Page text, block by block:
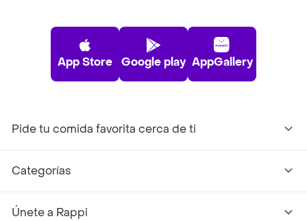
App Store Google play AppGallery
Pide tu comida favorita cerca de ti
Categorías
Únete a Rappi